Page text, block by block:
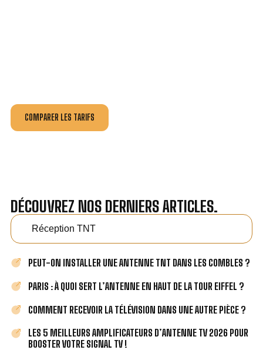
COMPARER LES TARIFS
DÉCOUVREZ NOS DERNIERS ARTICLES.
Réception TNT
PEUT-ON INSTALLER UNE ANTENNE TNT DANS LES COMBLES ?
PARIS : À QUOI SERT L’ANTENNE EN HAUT DE LA TOUR EIFFEL ?
COMMENT RECEVOIR LA TÉLÉVISION DANS UNE AUTRE PIÈCE ?
LES 5 MEILLEURS AMPLIFICATEURS D’ANTENNE TV 2026 POUR
BOOSTER VOTRE SIGNAL TV !